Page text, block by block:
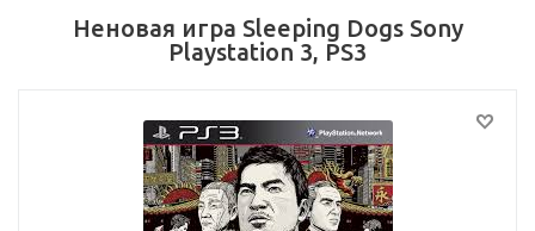
Неновая игра Sleeping Dogs Sony
Playstation 3, PS3